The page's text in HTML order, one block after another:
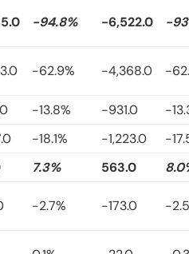
-94.8% -6,522.0 -
-62.9% -4,368.0 -
-13.8% -931.0
-
-18.1% -1,223.0
-
7.3% 563.0
-2.7% -173.0 -